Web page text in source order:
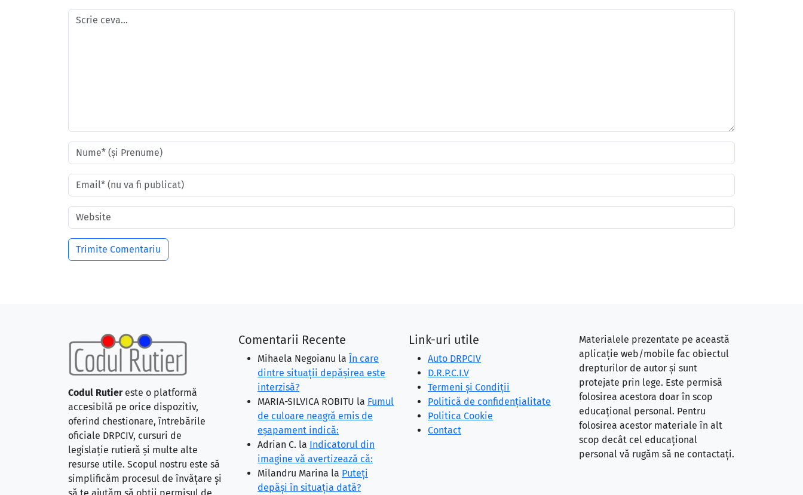
Codul Rutiereste o platformă
accesibilă pe orice dispozitiv,
oferind chestionare, întrebările
oficiale DRPCIV, cursuri de
legislație rutieră și multe alte
resurse utile. Scopul nostru este să
simplificăm procesul de învățare și
Comentarii Recente
Mihaela Negoianu la În care
dintre situaţii depăşirea este
interzisă?
MARIA-SILVICA ROBITU la Fumul
de culoare neagră emis de
eşapament indică:
Adrian C. la Indicatorul din
imagine vă avertizează că:
Milandru Marina la Puteţi
depăşi în situaţia dată?
Link-uri utile
Auto DRPCIV
D.R.P.C.I.V
Termeni și Condiții
Politică de confidențialitate
Politica Cookie
Contact
Materialele prezentate pe această
aplicație web/mobile fac obiectul
drepturilor de autor și sunt
protejate prin lege. Este permisă
folosirea acestora doar în scop
educațional personal. Pentru
folosirea acestor materiale în alt
scop decât cel educațional
personal vă rugăm să ne contactați.